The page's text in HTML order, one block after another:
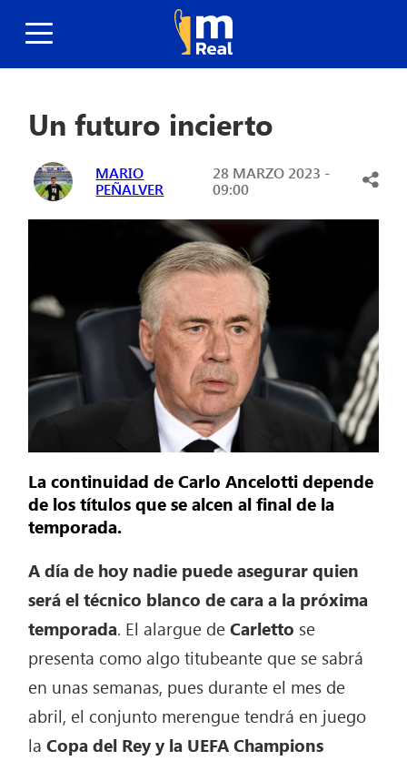
Un futuro incierto
MARIO
PEÑALVER
28 MARZO 2023 -
09:00
La continuidad de Carlo Ancelotti depende
de los títulos que se alcen al final de la
temporada.
A día de hoy nadie puede asegurar quien
será el técnico blanco de cara a la próxima
temporada. El alargue deCarletto se
presenta como algo titubeante que se sabrá
en unas semanas, pues durante el mes de
abril, el conjunto merengue tendrá en juego
laCopa del Rey y la UEFA Champions